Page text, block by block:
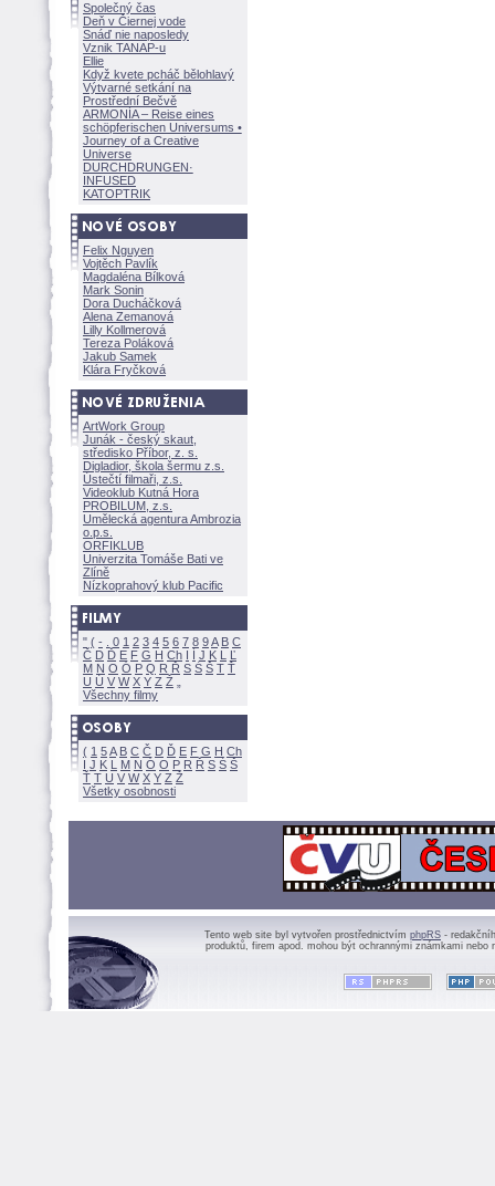
Společný čas
Deň v Čiernej vode
Snáď nie naposledy
Vznik TANAP-u
Ellie
Když kvete pcháč bělohlavý
Výtvarné setkání na
Prostřední Bečvě
ARMONÍA – Reise eines
schöpferischen Universums •
Journey of a Creative
Universe
DURCHDRUNGEN·
INFUSED
KATOPTRIK
Felix Nguyen
Vojtěch Pavlík
Magdaléna Bílkov
Mark Sonin
Dora Ducháčkov
Alena Zemanov
Lilly Kollmerov
Tereza Polákov
Jakub Samek
Klára Fryčkov
ArtWork Group
Junák - český skaut,
středisko Příbor, z. s.
Digladior, škola šermu z.s.
Ústečtí filmaři, z.s.
Videoklub Kutná Hora
PROBILUM, z.s.
Umělecká agentura Ambrozia
o.p.s.
ORFIKLUB
Univerzita Tomáše Bati ve
Zlíně
Nízkoprahový klub Pacific
" ( - 0 1 2 3 4 5 6 7 8 9A B C
Č D Ď E F G H Ch I Í J K L
Ľ
M N O Ó P Q R Ř S Ś T Ť
U Ú V W X Y Z
Všechny filmy
( 1 5A B C Č D Ď E F G H Ch
I J K L M N Ó O P R Ř S Ś
Ť T U V W X Y Z
Všetky osobnosti
Tento web site byl vytvořen prostřednictvím phpRS -
produktů, firem apod. mohou být ochrannými známkami